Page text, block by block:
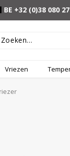
BE +32 (0)38 080
Vriezen